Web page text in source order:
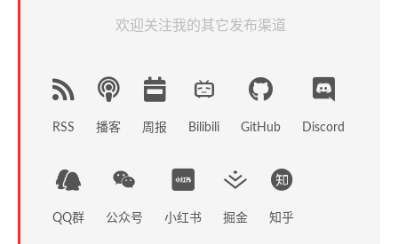
欢迎关注我的其它发布渠道
RSS 播客 周报 Bilibili GitHub Discord
QQ群 公众号 小红书 掘金 知乎